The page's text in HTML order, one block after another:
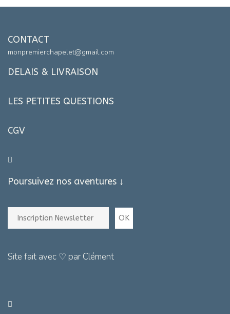
CONTACT
monpremierchapelet@gmail.com
DELAIS & LIVRAISON
LES PETITES QUESTIONS
CGV
Poursuivez nos aventures ↓
Site fait avec ♡ par Clément